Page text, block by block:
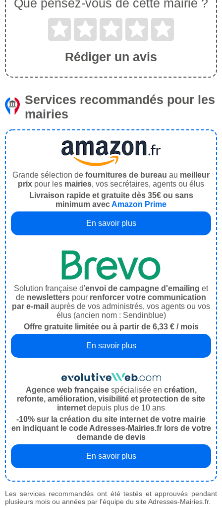
Que pensez-vous de cette mairie ?
Rédiger un avis
Services recommandés pour les
mairies
Grande sélection de fournitures de bureau au meilleur
prix pour les mairies, vos secrétaires, agents ou élus
Livraison rapide et gratuite dès 35€ ou sans
minimum avecAmazon Prime
En savoir plus
Solution française d'envoi de campagne d'emailing et
de newsletters pour renforcer votre communication
par e-mail auprès de vos administrés, vos agents ou vos
élus (ancien nom : Sendinblue)
Offre gratuite limitée ou à partir de 6,33 € / mois
En savoir plus
Agence web françaisespécialisée en création,
refonte, amélioration, visibilité et protection de site
internet depuis plus de 10 ans
-10% sur la création du site internet de votre mairie
en indiquant le code Adresses-Mairies.fr lors de votre
demande de devis
En savoir plus
Les services recommandés ont été testés et approuvés pendant
plusieurs mois ou années par l'équipe du site Adresses-Mairies.fr.